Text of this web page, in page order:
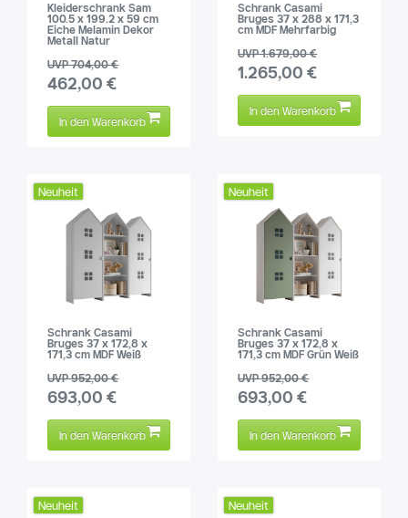
Kleiderschrank Sam
100.5 x 199.2 x 59 cm
Eiche Melamin Dekor
Metall Natur
UVP 704,00 €
462,00 €
In den Warenkorb
Schrank Casami
Bruges 37 x 288 x 171,3
cm MDF Mehrfarbig
UVP 1.679,00 €
1.265,00 €
In den Warenkorb
Neuheit
Schrank Casami
Bruges 37 x 172,8 x
171,3 cm MDF Weiß
UVP 952,00 €
693,00 €
In den Warenkorb
Neuheit
Schrank Casami
Bruges 37 x 172,8 x
171,3 cm MDF Grün Weiß
UVP 952,00 €
693,00 €
In den Warenkorb
Neuheit Neuheit